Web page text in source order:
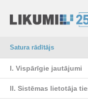
Satura rādītājs
I. Vispārīgie jautājumi
II. Sistēmas lietotāja